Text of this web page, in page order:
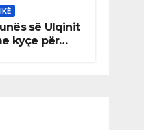
së Ulqinit
kyçe për